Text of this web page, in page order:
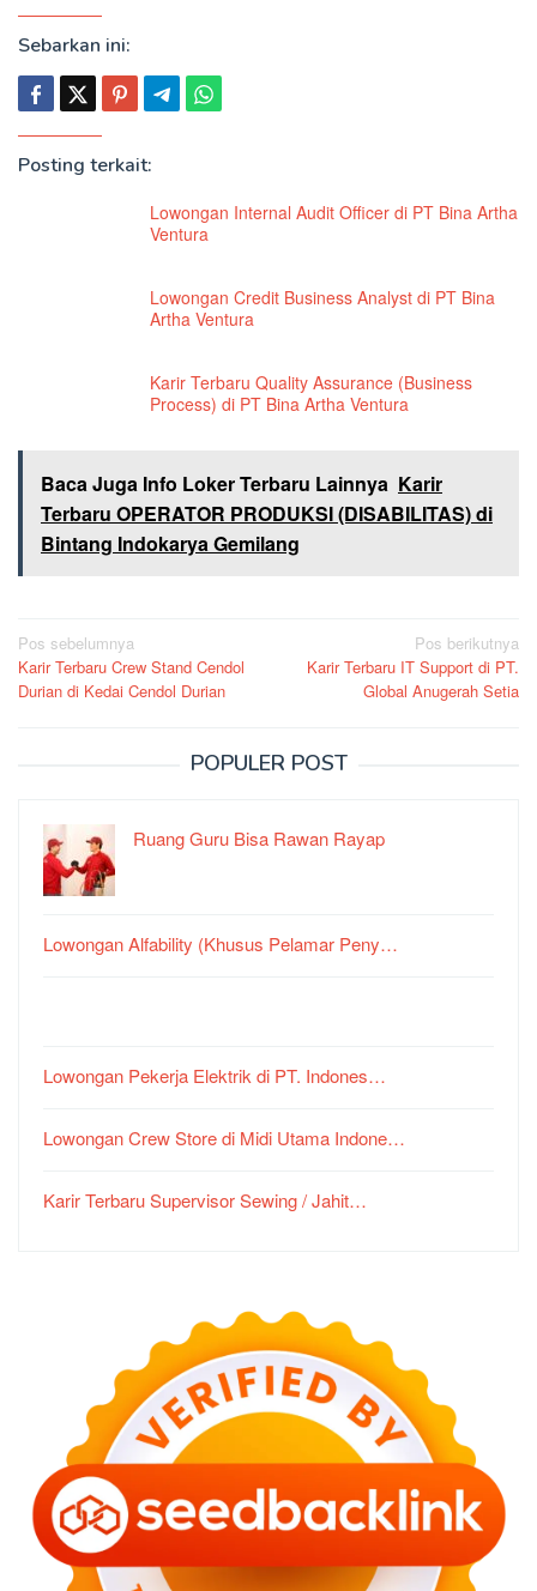
Sebarkan ini:
Posting terkait:
Lowongan Internal Audit Officer di PT Bina Artha
Ventura
Lowongan Credit Business Analyst di PT Bina
Artha Ventura
Karir Terbaru Quality Assurance (Business
Process) di PT Bina Artha Ventura
Baca Juga Info Loker Terbaru Lainnya Karir
Terbaru OPERATOR PRODUKSI (DISABILITAS) di
Bintang Indokarya Gemilang
Navigasi
pos
Pos sebelumnya
Karir Terbaru Crew Stand Cendol
Durian di Kedai Cendol Durian
Pos berikutnya
Karir Terbaru IT Support di PT.
Global Anugerah Setia
POPULER POST
Ruang Guru Bisa Rawan Rayap
Lowongan Alfability (Khusus Pelamar Peny…
Lowongan Pekerja Elektrik di PT. Indones…
Lowongan Crew Store di Midi Utama Indone…
Karir Terbaru Supervisor Sewing / Jahit…